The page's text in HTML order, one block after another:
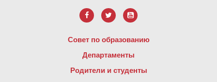
Совет по образованию
Департаменты
Родители и студенты